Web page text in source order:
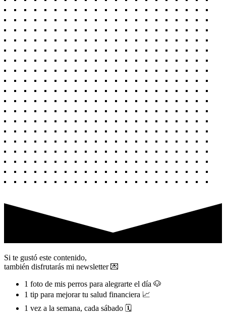
Si te gustó este contenido,
también disfrutarás mi newsletter 💌
1 foto de mis perros para alegrarte el día 🐶
1 tip para mejorar tu salud financiera 📈
1 vez a la semana, cada sábado 🗓